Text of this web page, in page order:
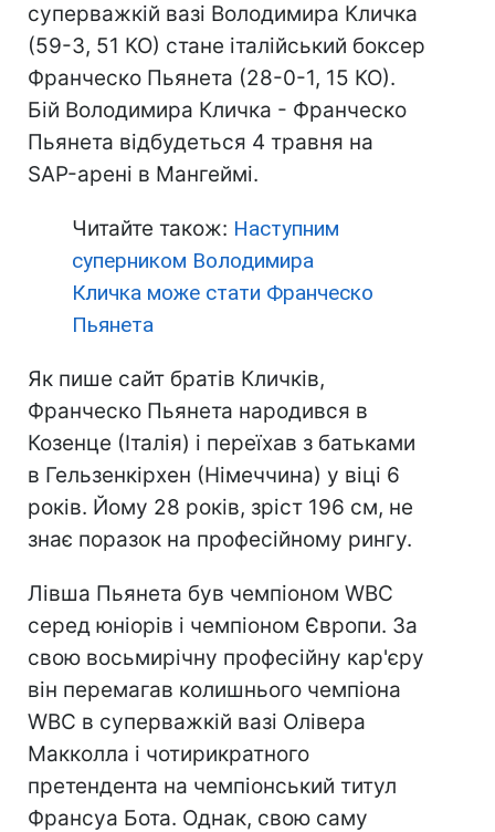
суперважкій вазі Володимира Кличка
(59-3, 51 КО) стане італійський боксер
Франческо Пьянета (28-0-1, 15 КО).
Бій Володимира Кличка - Франческо
Пьянета відбудеться 4 травня на
SAP-арені в Мангеймі.
Читайте також: Наступним
суперником Володимира
Кличка може стати Франческо
Пьянета
Як пише сайт братів Кличків,
Франческо Пьянета народився в
Козенце (Італія) і переїхав з батьками
в Гельзенкірхен (Німеччина) у віці 6
років. Йому 28 років, зріст 196 см, не
знає поразок на професійному рингу.
Лівша Пьянета був чемпіоном WBC
серед юніорів і чемпіоном Європи. За
свою восьмирічну професійну кар'єру
він перемагав колишнього чемпіона
WBC в суперважкій вазі Олівера
Макколла і чотирикратного
претендента на чемпіонський титул
Франсуа Бота. Однак, свою саму